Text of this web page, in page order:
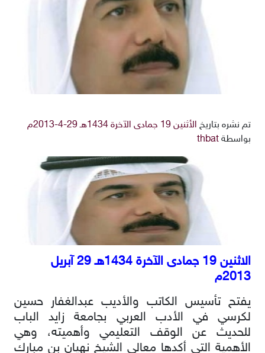
تم نشره بتاريخ الأثنين 19 جمادى الآخرة 1434هـ 29-4-2013م
بواسطة thbat
الاثنين 19 جمادى الآخرة 1434هـ 29 آبريل
2013م
يفتح تأسيس الكاتب والأديب عبدالغفار حسين
لكرسي في الأدب العربي بجامعة زايد الباب
للحديث عن الوقف التعليمي وأهميته، وهي
الأهمية التي أكدها معالي الشيخ نهيان بن مبارك